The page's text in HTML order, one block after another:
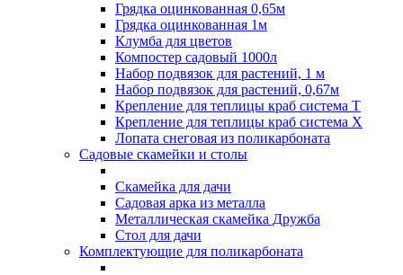
Грядка оцинкованная 0,65м
Грядка оцинкованная 1м
Клумба для цветов
Компостер садовый 1000л
Набор подвязок для растений, 1 м
Набор подвязок для растений, 0,67м
Крепление для теплицы краб система Т
Крепление для теплицы краб система Х
Лопата снеговая из поликарбоната
Садовые скамейки и столы
Скамейка для дачи
Садовая арка из металла
Металлическая скамейка Дружба
Стол для дачи
Комплектующие для поликарбоната